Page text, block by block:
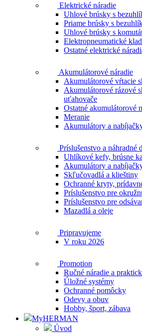
Elektrické náradie
Uhlové brúsky s
Priame brúsky s
Uhlové brúsky s
Elektropneumatické
Ostatné elektrické
Akumulátorové náradie
Akumulátorové vŕtacie
Akumulátorové rázové
uťahovače
Ostatné akumulátorové
Meranie
Akumulátory a
Príslušenstvo a náhradné
Uhlíkové kefy, brúsne
Akumulátory a
Skľučovadlá a klieštiny
Ochranné kryty,
Príslušenstvo pre
Príslušenstvo pre
Mazadlá a oleje
Pripravujeme
V roku 2026
Promotion
Ručné náradie a
Úložné systémy
Ochranné pomôcky
Odevy a obuv
Hobby, šport, zábava
MyHERMAN
Úvod